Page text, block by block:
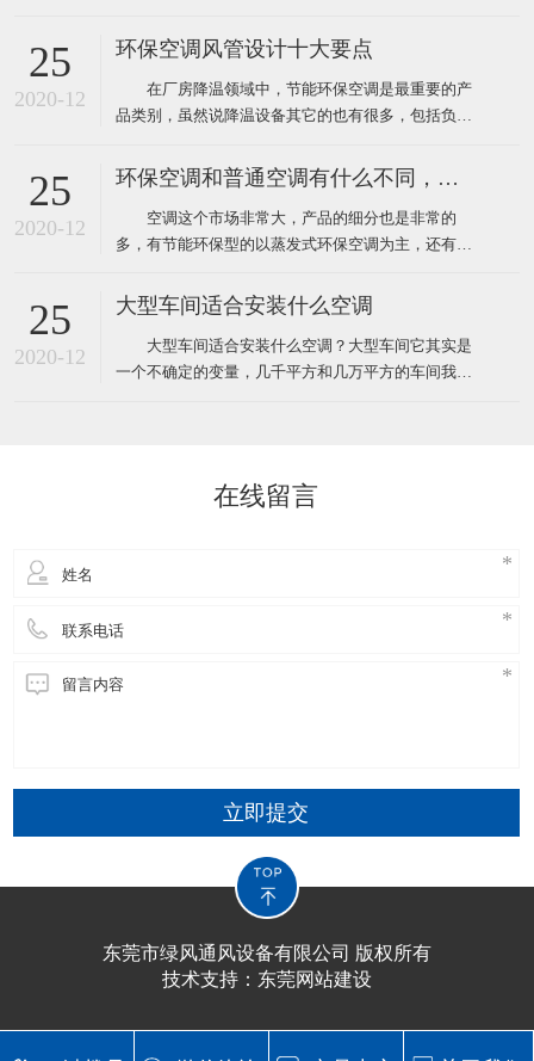
只需要挑选到质量比较好的品牌就靠谱了，而工业上
使用环保空调就不一样了，因为它安装和使用环境都
要比家用更复杂，所以一般工业厂房降温安装的环保
空调工程都需要根据环境
25
2020-12
环保空调风管设计十大要点
在厂房降温领域中，节能环保空调是最重要的产
品类别，虽然说降温设备其它的也有很多，包括负压
备。对于很多工业车间或者中小企业来说，节能环保
空调目前仍然占据重要地位。那么环保空调在设计安
装中有什么需要注意的呢？ 1、环保空调的送风
管道材料一般采用
25
2020-12
环保空调和普通空调有什么不同，该怎么选
空调这个市场非常大，产品的细分也是非常的
多，有节能环保型的以蒸发式环保空调为主，还有传
等，那环保空调和普通空调到底有什么不同！这里说
的普通空调其实大多指就是压缩机空调，因为先入为
主我们经常去的商场啊，办公室、家里都装的压缩机
型的空调，所以很多人反
25
2020-12
大型车间适合安装什么空调
大型车间适合安装什么空调？大型车间它其实是
一个不确定的变量，几千平方和几万平方的车间我们
调呢！其实根据绿风通风
在线留言
立即提交
东莞市绿风通风设备有限公司 版权所有
技术支持： 东莞网站建设​